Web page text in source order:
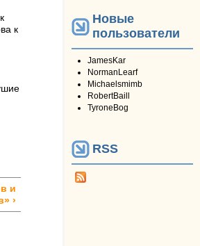
к
и
›
Новые
пользователи
JamesKar
NormanLearf
Michaelsmimb
RobertBaill
TyroneBog
RSS